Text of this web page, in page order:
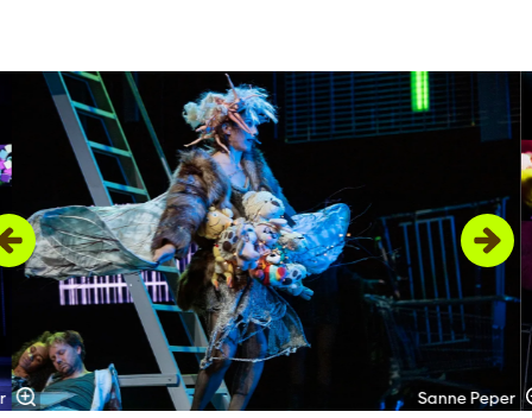
Overslaan
Sanne Peper